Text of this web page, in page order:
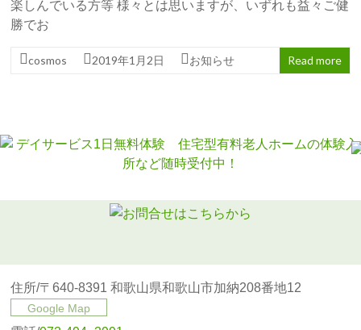
楽しんでいる方等 様々とは思いますが、いずれも益々ご健
勝でお
cosmos 2019年1月2日 お知らせ Read more
住所/〒640-8391 和歌山県和歌山市加納208番地12
Google Map